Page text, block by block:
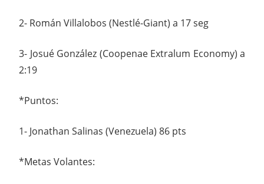
2- Román Villalobos (Nestlé-Giant) a 17 seg
3- Josué González (Coopenae Extralum Economy) a
2:19
*Puntos:
1- Jonathan Salinas (Venezuela) 86 pts
*Metas Volantes: